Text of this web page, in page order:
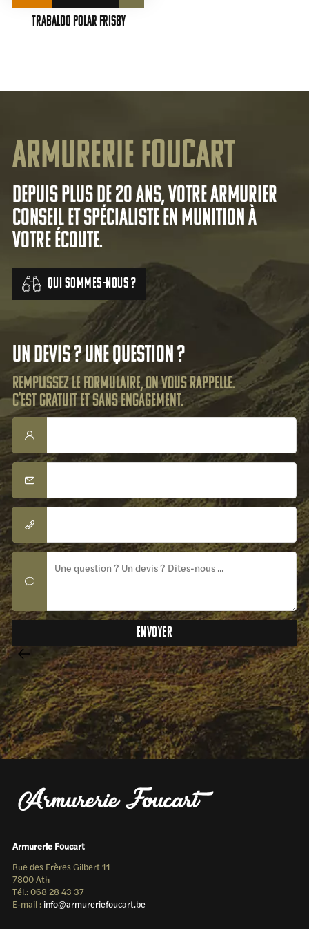
initial
était :
actuel
est :
TRABALDO Polar Frisby
Armurerie Foucart
Depuis plus de 20 ans, votre armurier
conseil et spécialiste en munition à
votre écoute.
Qui sommes-nous ?
Un devis ? Une question ?
Remplissez le formulaire, on vous rappelle.
C'est gratuit et sans engagement.
Armurerie Foucart
Rue des Frères Gilbert 11
7800 Ath
Tél.: 068 28 43 37
E-mail : info@armureriefoucart.be